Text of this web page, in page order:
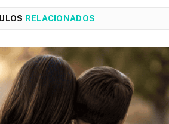
RELACIONADOS